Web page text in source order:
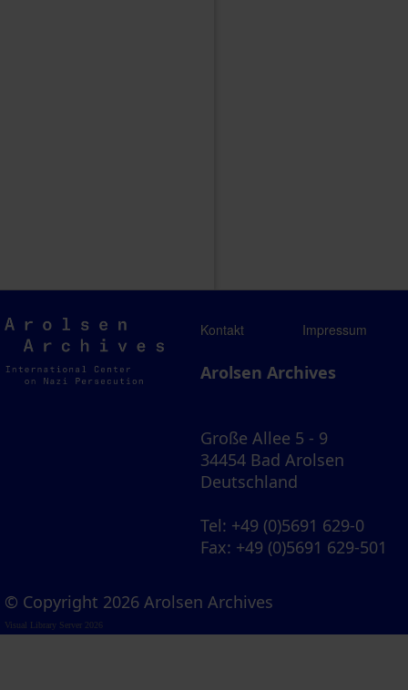
Arolsen
Archives
Kontakt Impressum
Arolsen Archives
Große Allee 5 - 9
34454 Bad Arolsen
Deutschland
Tel: +49 (0)5691 629-0
Fax: +49 (0)5691 629-501
© Copyright 2026 Arolsen Archives
Visual Library Server 2026